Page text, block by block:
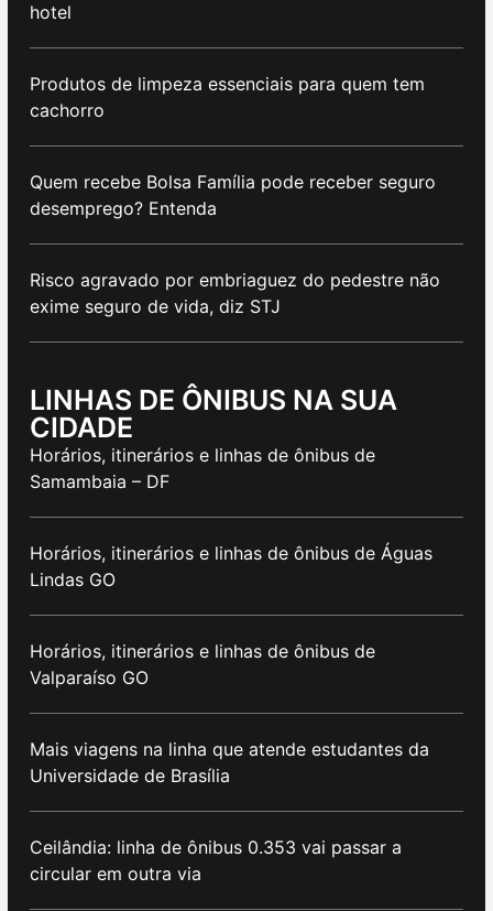
hotel
Produtos de limpeza essenciais para quem tem
cachorro
Quem recebe Bolsa Família pode receber seguro
desemprego? Entenda
Risco agravado por embriaguez do pedestre não
exime seguro de vida, diz STJ
LINHAS DE ÔNIBUS NA SUA
CIDADE
Horários, itinerários e linhas de ônibus de
Samambaia – DF
Horários, itinerários e linhas de ônibus de Águas
Lindas GO
Horários, itinerários e linhas de ônibus de
Valparaíso GO
Mais viagens na linha que atende estudantes da
Universidade de Brasília
Ceilândia: linha de ônibus 0.353 vai passar a
circular em outra via